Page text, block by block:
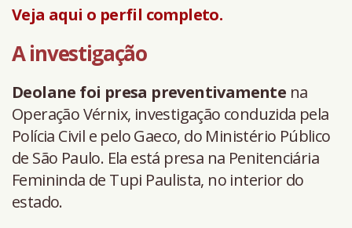
Veja aqui o perfil completo.
A investigação
Deolane foi presa preventivamente na
Operação Vérnix, investigação conduzida pela
Polícia Civil e pelo Gaeco, do Ministério Público
de São Paulo. Ela está presa na Penitenciária
Femininda de Tupi Paulista, no interior do
estado.